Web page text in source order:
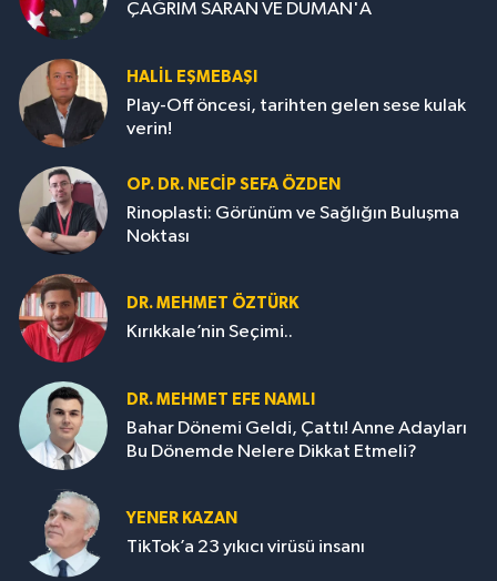
ÇAĞRIM SARAN VE DUMAN'A
HALIL EŞMEBAŞI
Play-Off öncesi, tarihten gelen sese kulak
verin!
OP. DR. NECIP SEFA ÖZDEN
Rinoplasti: Görünüm ve Sağlığın Buluşma
Noktası
DR. MEHMET ÖZTÜRK
Kırıkkale’nin Seçimi..
DR. MEHMET EFE NAMLI
Bahar Dönemi Geldi, Çattı! Anne Adayları
Bu Dönemde Nelere Dikkat Etmeli?
YENER KAZAN
TikTok’a 23 yıkıcı virüsü insanı